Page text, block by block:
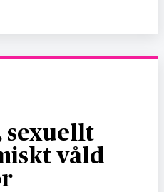
sexuellt
våld